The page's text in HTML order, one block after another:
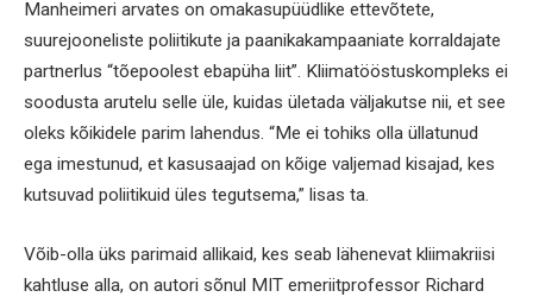
Manheimeri arvates on omakasupüüdlike ettevõtete,
suurejooneliste poliitikute ja paanikakampaaniate korraldajate
partnerlus “tõepoolest ebapüha liit”. Kliimatööstuskompleks ei
soodusta arutelu selle üle, kuidas ületada väljakutse nii, et see
oleks kõikidele parim lahendus. “Me ei tohiks olla üllatunud
ega imestunud, et kasusaajad on kõige valjemad kisajad, kes
kutsuvad poliitikuid üles tegutsema,” lisas ta.
Võib-olla üks parimaid allikaid, kes seab lähenevat kliimakriisi
kahtluse alla, on autori sõnul MIT emeriitprofessor Richard